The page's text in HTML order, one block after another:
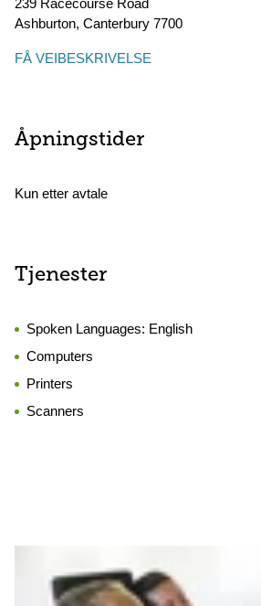
239 Racecourse Road
Ashburton, Canterbury 7700
FÅ VEIBESKRIVELSE
Åpningstider
Kun etter avtale
Tjenester
Spoken Languages: English
Computers
Printers
Scanners